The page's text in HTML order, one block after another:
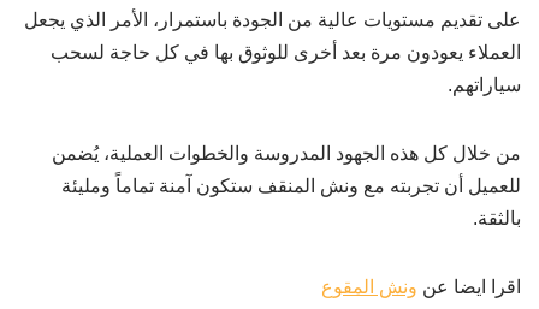
على تقديم مستويات عالية من الجودة باستمرار، الأمر الذي يجعل
العملاء يعودون مرة بعد أخرى للوثوق بها في كل حاجة لسحب
سياراتهم.
من خلال كل هذه الجهود المدروسة والخطوات العملية، يُضمن
للعميل أن تجربته مع ونش المنقف ستكون آمنة تماماً ومليئة
بالثقة.
اقرا ايضا عن ونش المقوع